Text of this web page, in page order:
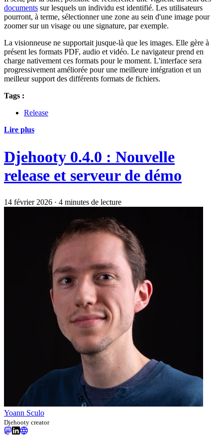
documents sur lesquels un individu est identifié. Les utilisateurs
pourront, à terme, sélectionner une zone au sein d'une image pour
zoomer sur un visage ou une signature, par exemple.
La visionneuse ne supportait jusque-là que les images. Elle gère à
présent les formats PDF, audio et vidéo. Le navigateur prend en
charge nativement ces formats pour le moment. L'interface sera
progressivement améliorée pour une meilleure intégration et un
meilleur support des différents formats de fichiers.
Tags :
Release
Lire plus
Djehooty 0.4.0 : Nouvelle
release et serveur de démo
14 février 2026 · 4 minutes de lecture
Yoann Sculo
Djehooty creator